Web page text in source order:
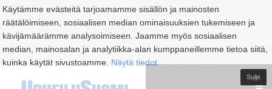
Käytämme evästeitä tarjoamamme sisällön ja mainosten
räätälöimiseen, sosiaalisen median ominaisuuksien tukemiseen ja
kävijämäärämme analysoimiseen. Jaamme myös sosiaalisen
median, mainosalan ja analytiikka-alan kumppaneillemme tietoa siitä,
kuinka käytät sivustoamme. Näytä tiedot
Sulje